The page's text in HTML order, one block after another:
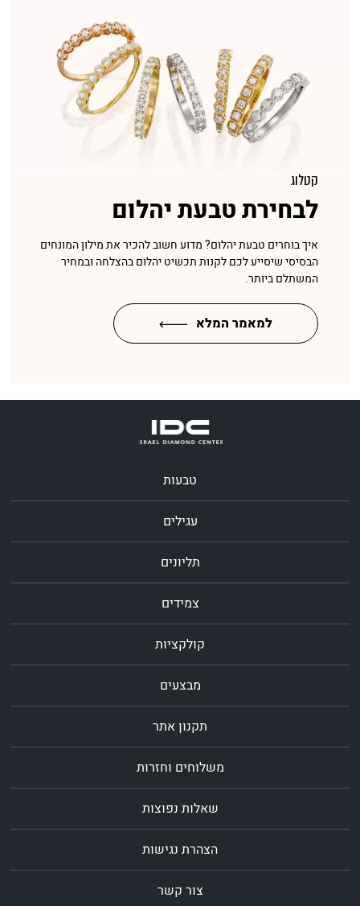
קטלוג
לבחירת טבעת יהלום
איך בוחרים טבעת יהלום? מדוע חשוב להכיר את מילון המונחים
הבסיסי שיסייע לכם לקנות תכשיט יהלום בהצלחה ובמחיר
המשתלם ביותר.
למאמר המלא
טבעות
עגילים
תליונים
צמידים
קולקציות
מבצעים
תקנון אתר
משלוחים וחזרות
שאלות נפוצות
הצהרת נגישות
צור קשר